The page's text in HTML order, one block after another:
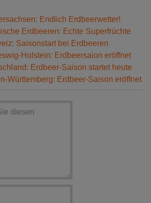
Endlich Erdbeerwetter!
Erdbeeren: Echte Superfrüchte
Saisonstart bei Erdbeeren
Holstein: Erdbeersaion eröffnet
Erdbeer-Saison startet heute
Württemberg: Erdbeer-Saison eröffnet